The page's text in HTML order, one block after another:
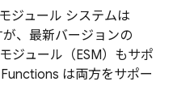
ジュール システムは
、最新バージョンの
ジュール（ESM）もサポ
は両方をサポー